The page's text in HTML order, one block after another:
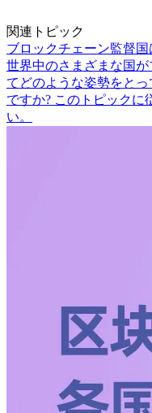
関連トピック
ブロックチェーン監督国
世界中のさまざまな国
てどのような姿勢をと
ですか? このトピックに
い。